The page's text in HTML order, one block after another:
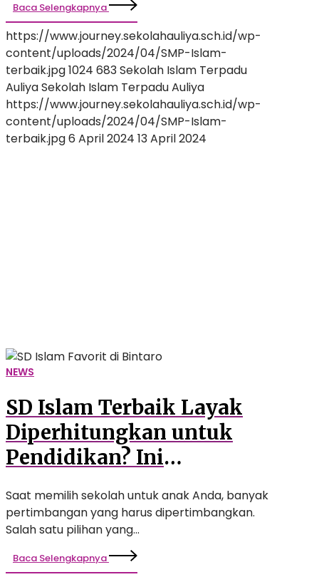
Baca Selengkapnya
https://www.journey.sekolahauliya.sch.id/wp-
content/uploads/2024/04/SMP-Islam-
terbaik.jpg1024 683Sekolah Islam Terpadu
AuliyaSekolah Islam Terpadu Auliya
https://www.journey.sekolahauliya.sch.id/wp-
content/uploads/2024/04/SMP-Islam-
terbaik.jpg6 April 2024 13 April 2024
NEWS
SD Islam Terbaik Layak
Diperhitungkan untuk
Pendidikan? Ini
Saat memilih sekolah untuk anak Anda, banyak
pertimbangan yang harus dipertimbangkan.
Salah satu pilihan yang…
Baca Selengkapnya